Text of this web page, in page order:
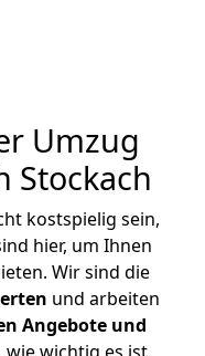
Umzug
Stockach
kostspielig sein,
hier, um Ihnen
Wir sind die
und arbeiten
Angebote und